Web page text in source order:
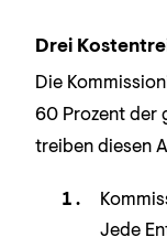
Drei
Die
60 Prozent der
treiben diesen
Jede